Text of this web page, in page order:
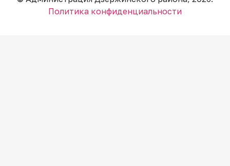
Политика конфиденциальности